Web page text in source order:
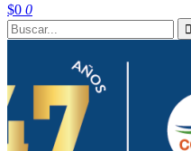
$0 0